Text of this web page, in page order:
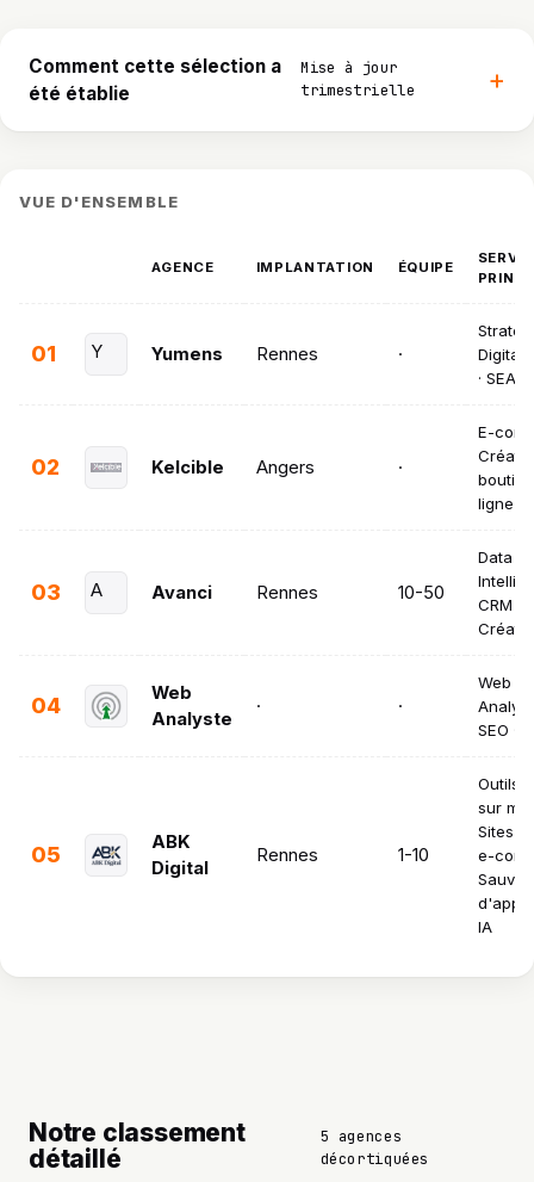
Comment cette sélection a
été établie
Mise à jour
trimestrielle
VUE D'ENSEMBLE
AGENCE IMPLANTATION ÉQUIPE
01 Y Yumens Rennes ·
Digitale
· SEA
02 Kelcible Angers ·
E-
ligne ·
03 A Avanci Rennes 10-50
Data
CRM ·
04
Web
Analyste
· ·
Web
SEO ·
05
ABK
Digital
Rennes 1-10
Outils
sur
Sites
e-
IA
Notre classement
détaillé
5 agences
décortiquées